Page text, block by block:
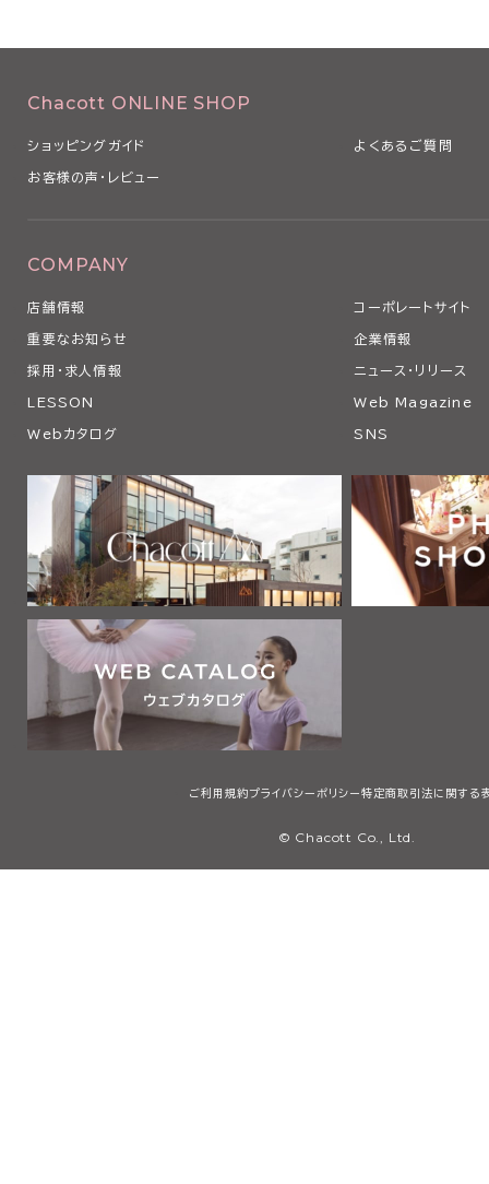
Chacott ONLINE SHOP
ショッピングガイド よくあるご質問
お客様の声・レビュー
COMPANY
店舗情報 コーポレートサイト
重要なお知らせ 企業情報
採用・求人情報 ニュース・リリース
LESSON Web Magazine
Webカタログ SNS
ご利用規約プライバシーポリシー 特定商取引法に関する
© Chacott Co., Ltd.